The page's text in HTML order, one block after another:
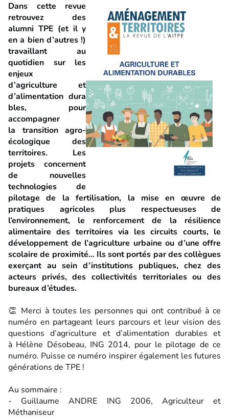
Dans cette revue
retrouvez des
alumni TPE (et il y
en a bien d’autres !)
travaillant au
quotidien sur les
enjeux
d’agriculture et
d’alimentation dura
bles, pour
accompagner
la transition agro-
écologique des
territoires. Les
projets concernent
de nouvelles
technologies de
pilotage de la fertilisation, la mise en œuvre de
pratiques agricoles plus respectueuses de
l’environnement, le renforcement de la résilience
alimentaire des territoires via les circuits courts, le
développement de l’agriculture urbaine ou d’une offre
scolaire de proximité… Ils sont portés par des collègues
exerçant au sein d’institutions publiques, chez des
acteurs privés, des collectivités territoriales ou des
bureaux d’études.
👏 Merci à toutes les personnes qui ont contribué à ce
numéro en partageant leurs parcours et leur vision des
questions d’agriculture et d’alimentation durables et
à Hélène Désobeau, ING 2014, pour le pilotage de ce
numéro. Puisse ce numéro inspirer également les futures
générations de TPE !
Au sommaire :
- Guillaume ANDRE ING 2006, Agriculteur et
Méthaniseur